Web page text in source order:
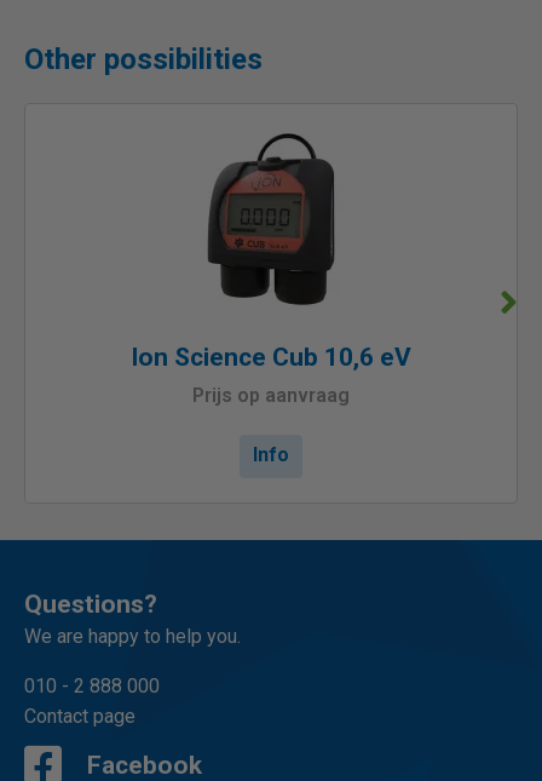
Other possibilities
Ion Science Cub 10,6 eV
Prijs op aanvraag
Info
Questions?
We are happy to help you.
010 - 2 888 000
Contact page
Facebook